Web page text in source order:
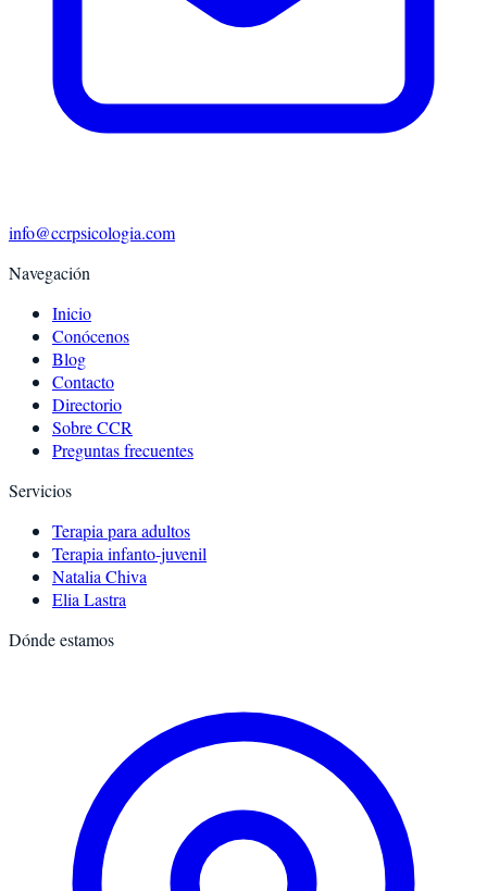
info@ccrpsicologia.com
Navegación
Inicio
Conócenos
Blog
Contacto
Directorio
Sobre CCR
Preguntas frecuentes
Servicios
Terapia para adultos
Terapia infanto-juvenil
Natalia Chiva
Elia Lastra
Dónde estamos